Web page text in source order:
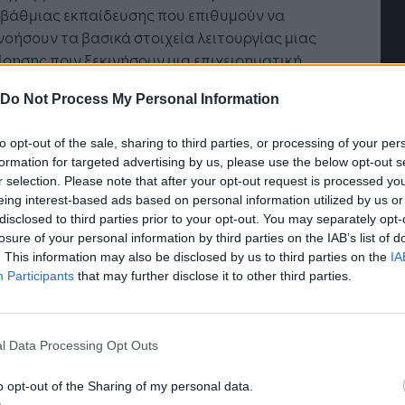
Do Not Process My Personal Information
opt-out of the sale, sharing to third parties, or processing of your
for targeted advertising by us, please use the below opt-out
selection. Please note that after your opt-out request is processed
interest-based ads based on personal information utilized by us
to third parties prior to your opt-out. You may separately
of your personal information by third parties on the IAB’s list of
This information may also be disclosed by us to third parties on the
Participants that may further disclose it to other third parties.
Data Processing Opt Outs
opt-out of the Sharing of my personal data.
εκπαίδευσης που επιθυμούν να
τα βασικά στοιχεία λειτουργίας μιας
πριν ξεκινήσουν μια επιχειρηματική
100 εκπαιδευτικές
στοχευμένης θεωρητικής και πρακτικής
από κορυφαίους ακαδημαϊκούς και
στελέχη της αγοράς με ένα συμβολικό
εγγραφής ύψους 250 €. Το καλύτερο
πλάνο, αξιολογείται από
επιτροπή και βραβεύεται μεχρηματικό
ενότητεςτου εξατομικευμένου
επιχειρηματίες είναι οικονομικά,
Η Τεχνητή Νοημοσύνη: το νέο
λειτουργικό σύστημα της
επιχείρησης